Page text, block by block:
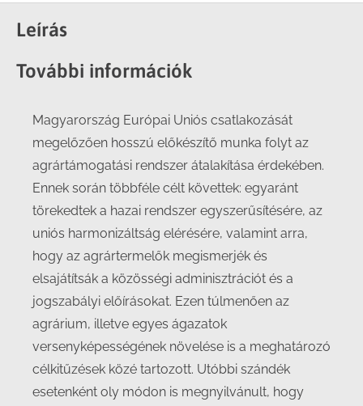
Facebook
X
Leírás
További információk
Magyarország Európai Uniós csatlakozását
megelőzően hosszú előkészítő munka folyt az
agrártámogatási rendszer átalakítása érdekében.
Ennek során többféle célt követtek: egyaránt
törekedtek a hazai rendszer egyszerűsítésére, az
uniós harmonizáltság elérésére, valamint arra,
hogy az agrártermelők megismerjék és
elsajátítsák a közösségi adminisztrációt és a
jogszabályi előírásokat. Ezen túlmenően az
agrárium, illetve egyes ágazatok
versenyképességének növelése is a meghatározó
célkitűzések közé tartozott. Utóbbi szándék
esetenként oly módon is megnyilvánult, hogy